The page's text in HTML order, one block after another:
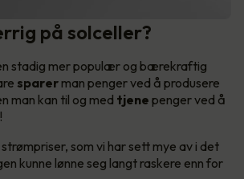
på solceller?
stadig mer populær og bærekraftig
sparer man penger ved å produsere
man kan til og med tjene penger ved å
som vi har sett mye av i det
kunne lønne seg langt raskere enn for